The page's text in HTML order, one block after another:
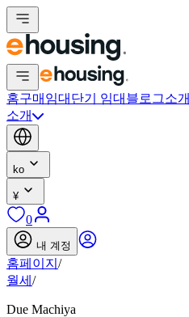
홈구매 임대 단기 임대 블로그소개
소개
ko
¥
0
내 계정
홈페이지 /
월세 /
Due Machiya